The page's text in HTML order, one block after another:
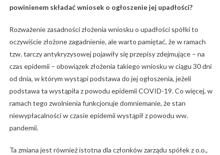
powinienem składać wniosek o ogłoszenie jej upadłości?
Rozważenie zasadności złożenia wniosku o upadłości spółki to
oczywiście złożone zagadnienie, ale warto pamiętać, że w ramach
tzw. tarczy antykryzysowej pojawiły się przepisy zdejmujące – na
czas epidemii – obowiązek złożenia takiego wniosku w ciągu 30 dni
od dnia, w którym wystąpi podstawa do jej ogłoszenia, jeżeli
podstawa ta wystąpiła z powodu epidemii COVID-19. Co więcej, w
ramach tego zwolnienia funkcjonuje domniemanie, że stan
niewypłacalności w czasie epidemii wystąpił z powodu ww.
pandemii.
Ta zmiana jest również istotna dla członków zarządu spółek z o.o.,